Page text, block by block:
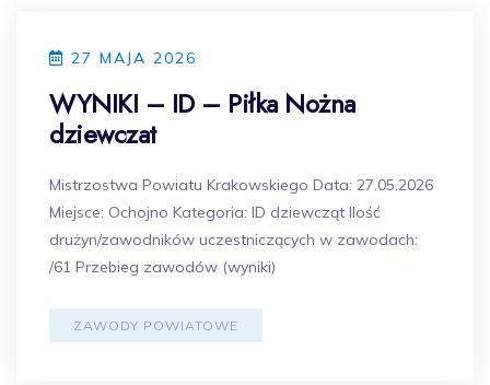
27 MAJA 2026
WYNIKI – ID – Piłka Nożna
dziewczat
Mistrzostwa Powiatu Krakowskiego Data: 27.05.2026
Miejsce: Ochojno Kategoria: ID dziewcząt Ilość
drużyn/zawodników uczestniczących w zawodach:
/61 Przebieg zawodów (wyniki)
ZAWODY POWIATOWE